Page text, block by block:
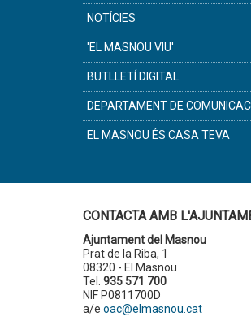
NOTÍCIES
'EL MASNOU VIU'
BUTLLETÍ DIGITAL
DEPARTAMENT DE
EL MASNOU ÉS CASA TEVA
CONTACTA AMB
Ajuntament del Masnou
Prat de la Riba, 1
08320 - El Masnou
Tel. 935 571 700
NIF P0811700D
a/e oac@elmasnou.cat